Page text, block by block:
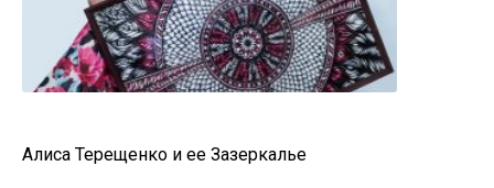
Алиса Терещенко и ее Зазеркалье